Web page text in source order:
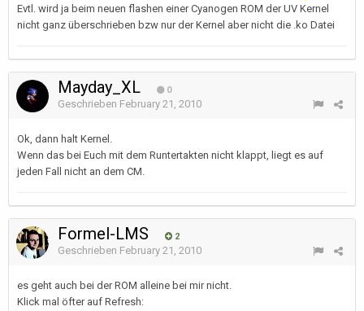
Evtl. wird ja beim neuen flashen einer Cyanogen ROM der UV Kernel
nicht ganz überschrieben bzw nur der Kernel aber nicht die .ko Datei
Mayday_XL 0
Geschrieben February 21, 2010
Ok, dann halt Kernel.
Wenn das bei Euch mit dem Runtertakten nicht klappt, liegt es auf
jeden Fall nicht an dem CM.
Formel-LMS 2
Geschrieben February 21, 2010
es geht auch bei der ROM alleine bei mir nicht.
Klick mal öfter auf Refresh: